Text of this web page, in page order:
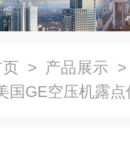
> 产品展示
国GE空压机露